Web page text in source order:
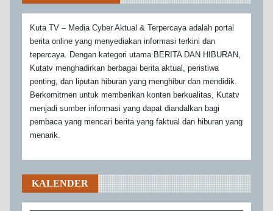
Kuta TV – Media Cyber Aktual & Terpercaya adalah portal
berita online yang menyediakan informasi terkini dan
tepercaya. Dengan kategori utama BERITA DAN HIBURAN,
Kutatv menghadirkan berbagai berita aktual, peristiwa
penting, dan liputan hiburan yang menghibur dan mendidik.
Berkomitmen untuk memberikan konten berkualitas, Kutatv
menjadi sumber informasi yang dapat diandalkan bagi
pembaca yang mencari berita yang faktual dan hiburan yang
menarik.
KALENDER